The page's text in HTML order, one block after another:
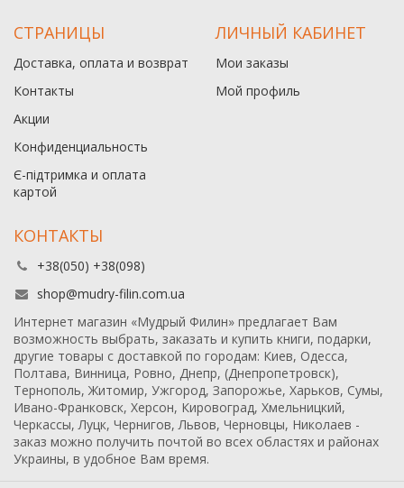
СТРАНИЦЫ
Доставка, оплата и возврат
Контакты
Акции
Конфиденциальность
Є-підтримка и оплата
картой
ЛИЧНЫЙ КАБИНЕТ
Мои заказы
Мой профиль
КОНТАКТЫ
+38(050) +38(098)
shop@mudry-filin.com.ua
Интернет магазин «Мудрый Филин» предлагает Вам
возможность выбрать, заказать и купить книги, подарки,
другие товары с доставкой по городам: Киев, Одесса,
Полтава, Винница, Ровно, Днепр, (Днепропетровск),
Тернополь, Житомир, Ужгород, Запорожье, Харьков, Сумы,
Ивано-Франковск, Херсон, Кировоград, Хмельницкий,
Черкассы, Луцк, Чернигов, Львов, Черновцы, Николаев -
заказ можно получить почтой во всех областях и районах
Украины, в удобное Вам время.